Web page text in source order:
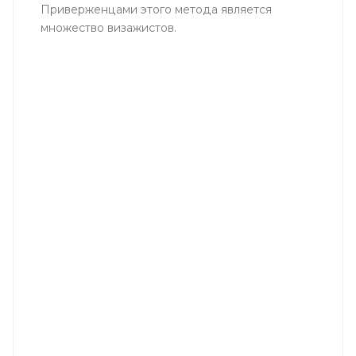
Приверженцами этого метода является
множество визажистов.